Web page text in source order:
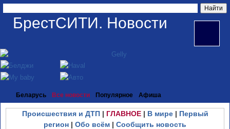
БрестСИТИ. Новости
Беларусь Все новости Популярное Афиша
Происшествия и ДТП| ГЛАВНОЕ| В мире| Первый
регион | Обо всём | Сообщить новость